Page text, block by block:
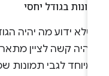
בגודל יחסי
ידוע מה יהיה הגודל
קשה לציין מתאר
לגבי תמונות